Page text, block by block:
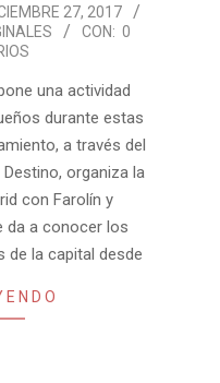
27, 2017
CON: 0
una actividad
durante estas
a través del
organiza la
con Farolín y
da a conocer los
de la capital desde